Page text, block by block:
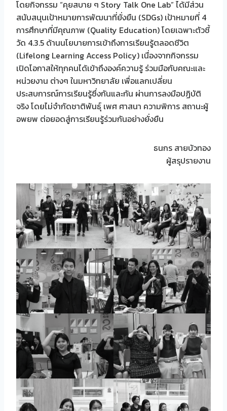
โดยกิจกรรม “คุยสบาย ๆ Story Talk One Lab” ได้มีส่วน
สนับสนุนเป้าหมายการพัฒนาที่ยั่งยืน (SDGs) เป้าหมายที่ 4
การศึกษาที่มีคุณภาพ (Quality Education) โดยเฉพาะตัวชี้
วัด 4.3.5 ด้านนโยบายการเข้าถึงการเรียนรู้ตลอดชีวิต
(Lifelong Learning Access Policy) เนื่องจากกิจกรรม
เปิดโอกาสให้ทุกคนได้เข้าถึงองค์ความรู้ ร่วมมือกับคณะและ
หน่วยงาน ต่างๆ ในมหาวิทยาลัย เพื่อแลกเปลี่ยน
ประสบการณ์การเรียนรู้ซึ่งกันและกัน ผ่านการลงมือปฏิบัติ
จริง โดยไม่จำกัดชาติพันธุ์ เพศ ศาสนา ความพิการ สถานะผู้
อพยพ ต่อยอดสู่การเรียนรู้ร่วมกันอย่างยั่งยืน
ธนกร สายบัวทอง
ผู้สรุปรายงาน